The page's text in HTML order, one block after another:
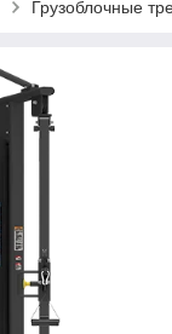
Грузоблочные